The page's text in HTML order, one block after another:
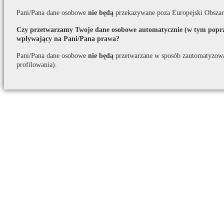
Pani/Pana dane osobowe nie będą przekazywane poza Europejski
Czy przetwarzamy Twoje dane osobowe automatycznie (w tym
wpływający na Pani/Pana prawa?
Pani/Pana dane osobowe nie będą przetwarzane w sposób
profilowania).